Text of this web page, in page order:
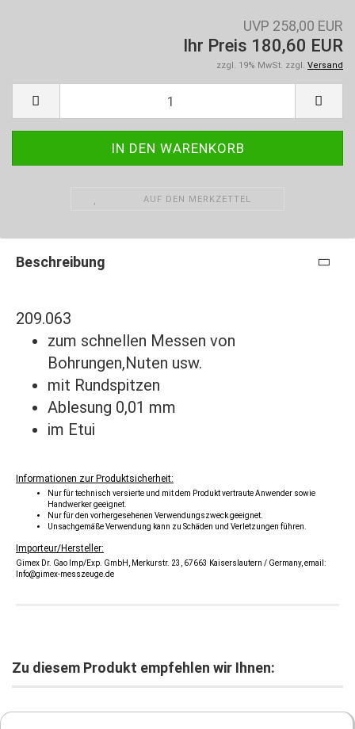
UVP 258,00 EUR
Ihr Preis 180,60 EUR
zzgl. 19% MwSt. zzgl. Versand
AUF DEN MERKZETTEL
Beschreibung
209.063
zum schnellen Messen von
Bohrungen,Nuten usw.
mit Rundspitzen
Ablesung 0,01 mm
im Etui
Informationen zur Produktsicherheit:
Nur für technisch versierte und mit dem Produkt vertraute Anwender sowie
Handwerker geeignet.
Nur für den vorhergesehenen Verwendungszweck geeignet.
Unsachgemäße Verwendung kann zu Schäden und Verletzungen führen.
Importeur/Hersteller:
Gimex Dr. Gao Imp/Exp. GmbH, Merkurstr. 23, 67663 Kaiserslautern / Germany, email:
Info@gimex-messzeuge.de
Zu diesem Produkt empfehlen wir Ihnen: